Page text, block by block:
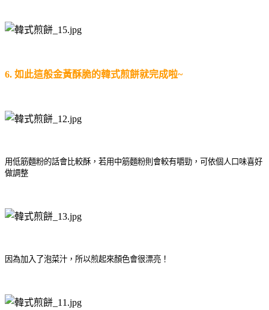
6. 如此這般金黃酥脆的韓式煎餅就完成啦~
用低筋麵粉的話會比較酥，若用中筋麵粉則會較有嚼勁，可依個人口味喜好
做調整
因為加入了泡菜汁，所以煎起來顏色會很漂亮！